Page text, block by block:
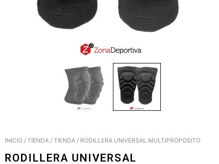
INICIO / TIENDA / TIENDA / RODILLERA UNIVERSAL MULTIPROPOSITO
RODILLERA UNIVERSAL